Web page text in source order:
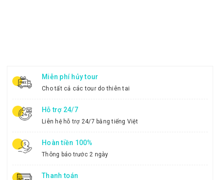
Miễn phí hủy tour
Cho tất cả các tour do thiên tai
Hỗ trợ 24/7
Liên hệ hỗ trợ 24/7 bằng tiếng Việt
Hoàn tiền 100%
Thông báo trước 2 ngày
Thanh toán